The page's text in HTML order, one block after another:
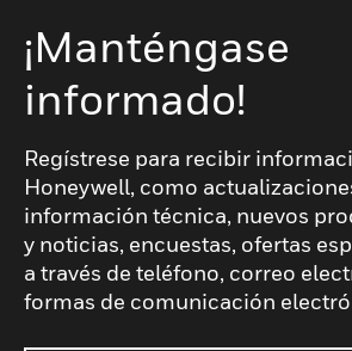
¡Manténgase
informado!
Regístrese para recibir
Honeywell, como
información técnica, nuevos
y noticias, encuestas, ofertas
a través de teléfono, correo
formas de comunicación